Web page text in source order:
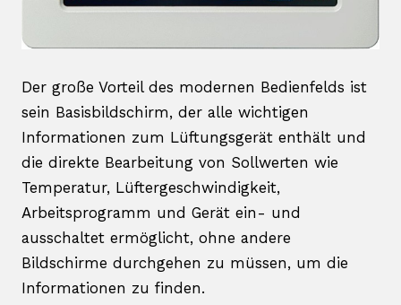
Der große Vorteil des modernen Bedienfelds ist
sein Basisbildschirm, der alle wichtigen
Informationen zum Lüftungsgerät enthält und
die direkte Bearbeitung von Sollwerten wie
Temperatur, Lüftergeschwindigkeit,
Arbeitsprogramm und Gerät ein- und
ausschaltet ermöglicht, ohne andere
Bildschirme durchgehen zu müssen, um die
Informationen zu finden.